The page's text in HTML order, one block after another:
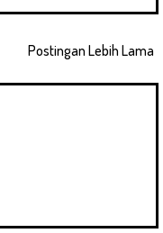
Postingan Lebih Lama